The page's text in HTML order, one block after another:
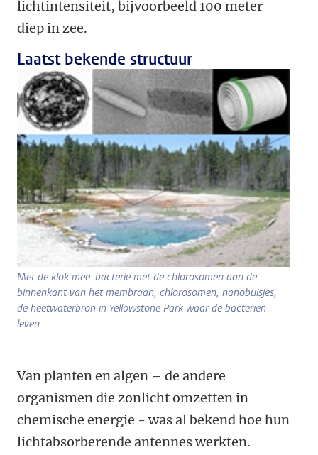
lichtintensiteit, bijvoorbeeld 100 meter
diep in zee.
Laatst bekende structuur
Met de klok mee: bacterie met de chlorosomen aan de
binnenkant van het membraan, chlorosomen, nanobuisjes,
de heetwaterbron in Yellowstone Park waar de bacteriën
leven.
Van planten en algen – de andere
organismen die zonlicht omzetten in
chemische energie - was al bekend hoe hun
lichtabsorberende antennes werkten.